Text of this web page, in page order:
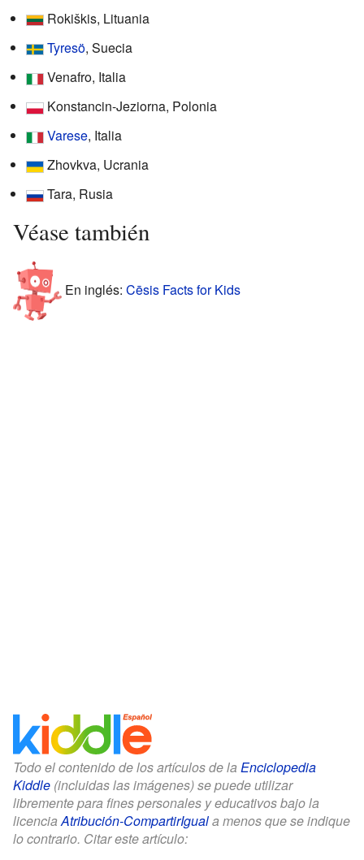
Rokiškis, Lituania
Tyresö, Suecia
Venafro, Italia
Konstancin-Jeziorna, Polonia
Varese, Italia
Zhovkva, Ucrania
Tara, Rusia
Véase también
En inglés: Cēsis Facts for Kids
Todo el contenido de los artículos de la Enciclopedia
Kiddle (incluidas las imágenes) se puede utilizar
libremente para fines personales y educativos bajo la
licenciaAtribución-CompartirIguala menos que se indique
lo contrario. Citar este artículo: